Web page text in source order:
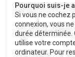
Pourquoi suis-je
Si vous ne cochez
connexion, vous
durée déterminée.
utilise votre
ordinateur. Pour